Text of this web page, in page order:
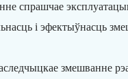
спрашчае
і эфектыўнасць
змешванне